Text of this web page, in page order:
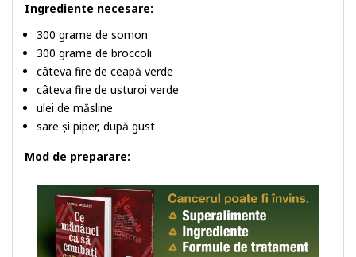
Ingrediente necesare:
300 grame de somon
300 grame de broccoli
câteva fire de ceapă verde
câteva fire de usturoi verde
ulei de măsline
sare și piper, după gust
Mod de preparare: